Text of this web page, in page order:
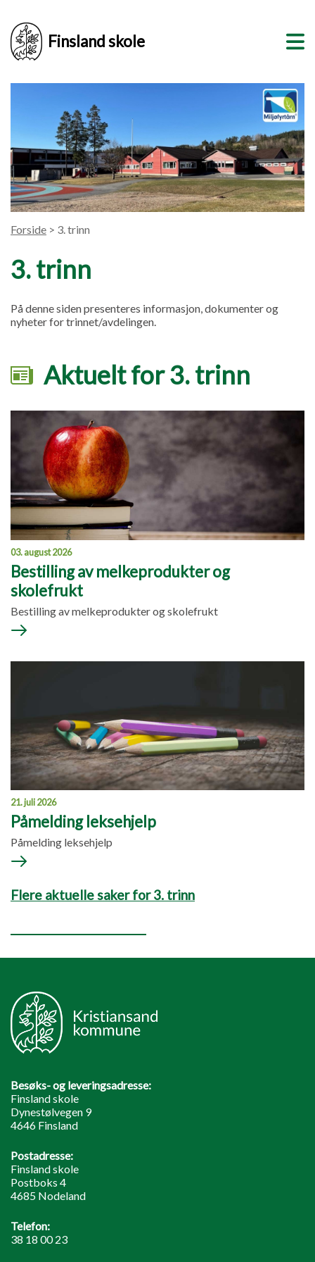
Finsland skole
Forside > 3. trinn
3. trinn
På denne siden presenteres informasjon, dokumenter og
nyheter for trinnet/avdelingen.
Aktuelt for 3. trinn
03. august 2026
Bestilling av melkeprodukter og
skolefrukt
Bestilling av melkeprodukter og skolefrukt
21. juli 2026
Påmelding leksehjelp
Påmelding leksehjelp
Flere aktuelle saker for 3. trinn
Besøks- og leveringsadresse:
Finsland skole
Dynestølvegen 9
4646 Finsland
Postadresse:
Finsland skole
Postboks 4
4685 Nodeland
Telefon:
38 18 00 23